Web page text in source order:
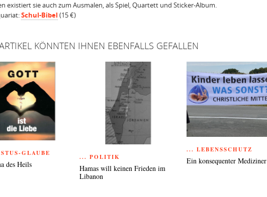
existiert sie auch zum Ausmalen, als Spiel, Quartett und Sticker-Album.
Schul-Bibel (15 €)
KÖNNTEN IHNEN EBENFALLS GEFALLEN
GLAUBE
des Heils
... POLITIK
Hamas will keinen Frieden im
Libanon
... LEBENSSCHUTZ
Ein konsequenter Mediziner